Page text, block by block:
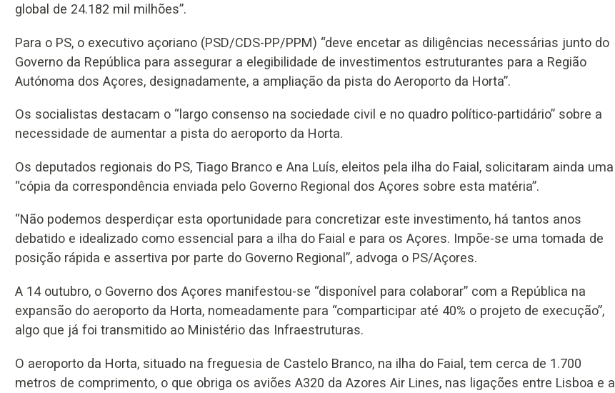
global de 24.182 mil milhões”.
Para o PS, o executivo açoriano (PSD/CDS-PP/PPM) “deve encetar as diligências necessárias junto do
Governo da República para assegurar a elegibilidade de investimentos estruturantes para a Região
Autónoma dos Açores, designadamente, a ampliação da pista do Aeroporto da Horta”.
Os socialistas destacam o “largo consenso na sociedade civil e no quadro político-partidário” sobre a
necessidade de aumentar a pista do aeroporto da Horta.
Os deputados regionais do PS, Tiago Branco e Ana Luís, eleitos pela ilha do Faial, solicitaram ainda uma
“cópia da correspondência enviada pelo Governo Regional dos Açores sobre esta matéria”.
“Não podemos desperdiçar esta oportunidade para concretizar este investimento, há tantos anos
debatido e idealizado como essencial para a ilha do Faial e para os Açores. Impõe-se uma tomada de
posição rápida e assertiva por parte do Governo Regional”, advoga o PS/Açores.
A 14 outubro, o Governo dos Açores manifestou-se “disponível para colaborar” com a República na
expansão do aeroporto da Horta, nomeadamente para “comparticipar até 40% o projeto de execução”,
algo que já foi transmitido ao Ministério das Infraestruturas.
O aeroporto da Horta, situado na freguesia de Castelo Branco, na ilha do Faial, tem cerca de 1.700
metros de comprimento, o que obriga os aviões A320 da Azores Air Lines, nas ligações entre Lisboa e a